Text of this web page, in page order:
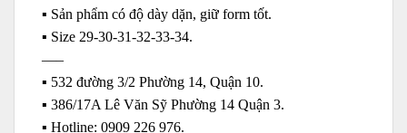
▪️ Sản phẩm có độ dày dặn, giữ form tốt.
▪️ Size 29-30-31-32-33-34.
—–
▪️ 532 đường 3/2 Phường 14, Quận 10.
▪️ 386/17A Lê Văn Sỹ Phường 14 Quận 3.
▪️ Hotline: ‭0909 226 976.